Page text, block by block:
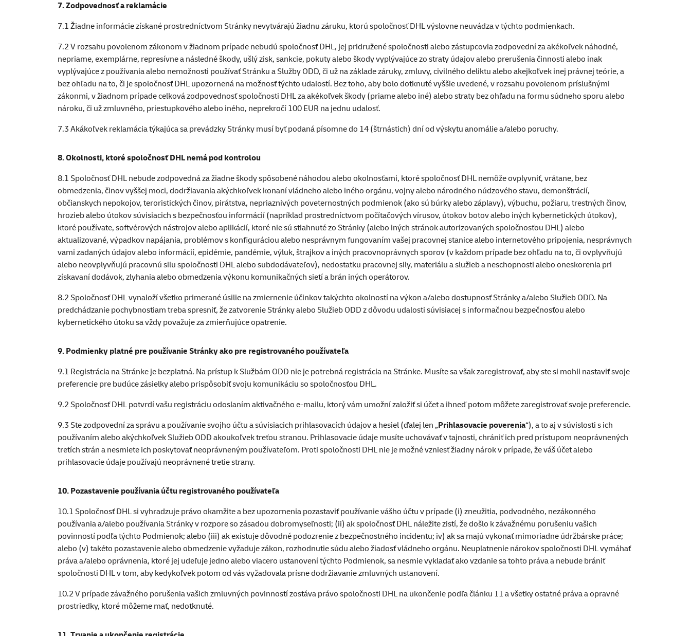
7. Zodpovednosť a reklamácie
7.1 Žiadne informácie získané prostredníctvom Stránky nevytvárajú žiadnu záruku, ktorú spoločnosť DHL výslovne neuvádza v týchto podmienkach.
7.2 V rozsahu povolenom zákonom v žiadnom prípade nebudú spoločnosť DHL, jej pridružené spoločnosti alebo zástupcovia zodpovední za akékoľvek náhodné,
nepriame, exemplárne, represívne a následné škody, ušlý zisk, sankcie, pokuty alebo škody vyplývajúce zo straty údajov alebo prerušenia činnosti alebo inak
vyplývajúce z používania alebo nemožnosti používať Stránku a Služby ODD, či už na základe záruky, zmluvy, civilného deliktu alebo akejkoľvek inej právnej teórie, a
bez ohľadu na to, či je spoločnosť DHL upozornená na možnosť týchto udalostí. Bez toho, aby bolo dotknuté vyššie uvedené, v rozsahu povolenom príslušnými
zákonmi, v žiadnom prípade celková zodpovednosť spoločnosti DHL za akékoľvek škody (priame alebo iné) alebo straty bez ohľadu na formu súdneho sporu alebo
nároku, či už zmluvného, priestupkového alebo iného, neprekročí 100 EUR na jednu udalosť.
7.3 Akákoľvek reklamácia týkajúca sa prevádzky Stránky musí byť podaná písomne do 14 (štrnástich) dní od výskytu anomálie a/alebo poruchy.
8. Okolnosti, ktoré spoločnosť DHL nemá pod kontrolou
8.1 Spoločnosť DHL nebude zodpovedná za žiadne škody spôsobené náhodou alebo okolnosťami, ktoré spoločnosť DHL nemôže ovplyvniť, vrátane, bez
obmedzenia, činov vyššej moci, dodržiavania akýchkoľvek konaní vládneho alebo iného orgánu, vojny alebo národného núdzového stavu, demonštrácií,
občianskych nepokojov, teroristických činov, pirátstva, nepriaznivých poveternostných podmienok (ako sú búrky alebo záplavy), výbuchu, požiaru, trestných činov,
hrozieb alebo útokov súvisiacich s bezpečnosťou informácií (napríklad prostredníctvom počítačových vírusov, útokov botov alebo iných kybernetických útokov),
ktoré používate, softvérových nástrojov alebo aplikácií, ktoré nie sú stiahnuté zo Stránky (alebo iných stránok autorizovaných spoločnosťou DHL) alebo
aktualizované, výpadkov napájania, problémov s konfiguráciou alebo nesprávnym fungovaním vašej pracovnej stanice alebo internetového pripojenia, nesprávnych
vami zadaných údajov alebo informácií, epidémie, pandémie, výluk, štrajkov a iných pracovnoprávnych sporov (v každom prípade bez ohľadu na to, či ovplyvňujú
alebo neovplyvňujú pracovnú silu spoločnosti DHL alebo subdodávateľov), nedostatku pracovnej sily, materiálu a služieb a neschopnosti alebo oneskorenia pri
získavaní dodávok, zlyhania alebo obmedzenia výkonu komunikačných sietí a brán iných operátorov.
8.2 Spoločnosť DHL vynaloží všetko primerané úsilie na zmiernenie účinkov takýchto okolností na výkon a/alebo dostupnosť Stránky a/alebo Služieb ODD. Na
predchádzanie pochybnostiam treba spresniť, že zatvorenie Stránky alebo Služieb ODD z dôvodu udalosti súvisiacej s informačnou bezpečnosťou alebo
kybernetického útoku sa vždy považuje za zmierňujúce opatrenie.
9. Podmienky platné pre používanie Stránky ako pre registrovaného používateľa
9.1 Registrácia na Stránke je bezplatná. Na prístup k Službám ODD nie je potrebná registrácia na Stránke. Musíte sa však zaregistrovať, aby ste si mohli nastaviť svoje
preferencie pre budúce zásielky alebo prispôsobiť svoju komunikáciu so spoločnosťou DHL.
9.2 Spoločnosť DHL potvrdí vašu registráciu odoslaním aktivačného e-mailu, ktorý vám umožní založiť si účet a ihneď potom môžete zaregistrovať svoje preferencie.
9.3 Ste zodpovední za správu a používanie svojho účtu a súvisiacich prihlasovacích údajov a hesiel (ďalej len „Prihlasovacie poverenia“), a to aj v súvislosti s ich
používaním alebo akýchkoľvek Služieb ODD akoukoľvek treťou stranou. Prihlasovacie údaje musíte uchovávať v tajnosti, chrániť ich pred prístupom neoprávnených
tretích strán a nesmiete ich poskytovať neoprávneným používateľom. Proti spoločnosti DHL nie je možné vzniesť žiadny nárok v prípade, že váš účet alebo
prihlasovacie údaje používajú neoprávnené tretie strany.
10. Pozastavenie používania účtu registrovaného používateľa
10.1 Spoločnosť DHL si vyhradzuje právo okamžite a bez upozornenia pozastaviť používanie vášho účtu v prípade (i) zneužitia, podvodného, nezákonného
používania a/alebo používania Stránky v rozpore so zásadou dobromyseľnosti; (ii) ak spoločnosť DHL náležite zistí, že došlo k závažnému porušeniu vašich
povinností podľa týchto Podmienok; alebo (iii) ak existuje dôvodné podozrenie z bezpečnostného incidentu; iv) ak sa majú vykonať mimoriadne údržbárske práce;
alebo (v) takéto pozastavenie alebo obmedzenie vyžaduje zákon, rozhodnutie súdu alebo žiadosť vládneho orgánu. Neuplatnenie nárokov spoločnosti DHL vymáhať
práva a/alebo oprávnenia, ktoré jej udeľuje jedno alebo viacero ustanovení týchto Podmienok, sa nesmie vykladať ako vzdanie sa tohto práva a nebude brániť
spoločnosti DHL v tom, aby kedykoľvek potom od vás vyžadovala prísne dodržiavanie zmluvných ustanovení.
10.2 V prípade závažného porušenia vašich zmluvných povinností zostáva právo spoločnosti DHL na ukončenie podľa článku 11 a všetky ostatné práva a opravné
prostriedky, ktoré môžeme mať, nedotknuté.